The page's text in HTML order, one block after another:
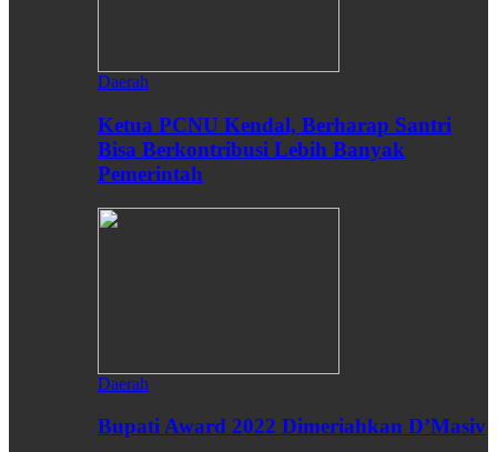
Daerah
Ketua PCNU Kendal, Berharap Santri
Bisa Berkontribusi Lebih Banyak
Pemerintah
Daerah
Bupati Award 2022 Dimeriahkan D’Masiv